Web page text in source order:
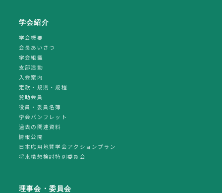
学会紹介
学会概要
会長あいさつ
学会組織
支部活動
入会案内
定款・規則・規程
賛助会員
役員・委員名簿
学会パンフレット
過去の関連資料
情報公開
日本応用地質学会アクションプラン
将来構想検討特別委員会
理事会・委員会